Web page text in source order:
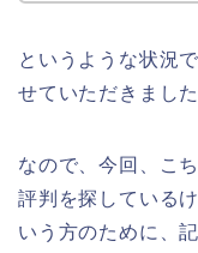
というような状況
せていただきました
なので、今回、こ
評判を探している
いう方のために、